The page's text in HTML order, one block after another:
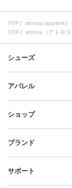
TOP atmos/apparel
TOP
atmos（アトモス
シューズ
アパレル
ショップ
ブランド
サポート